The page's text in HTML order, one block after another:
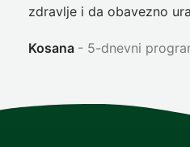
zdravlje i da obavezno
Kosana 5-dnevni